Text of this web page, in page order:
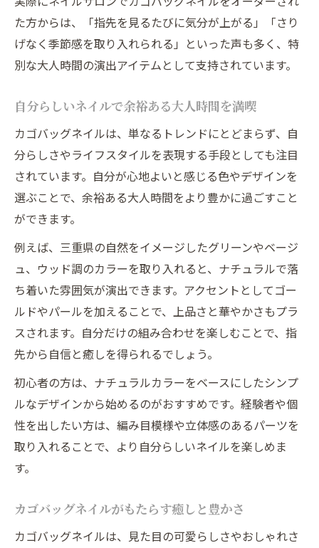
た方からは、「指先を見るたびに気分が上がる」「さり
げなく季節感を取り入れられる」といった声も多く、特
別な大人時間の演出アイテムとして支持されています。
自分らしいネイルで余裕ある大人時間を満喫
カゴバッグネイルは、単なるトレンドにとどまらず、自
分らしさやライフスタイルを表現する手段としても注目
されています。自分が心地よいと感じる色やデザインを
選ぶことで、余裕ある大人時間をより豊かに過ごすこと
ができます。
例えば、三重県の自然をイメージしたグリーンやベージ
ュ、ウッド調のカラーを取り入れると、ナチュラルで落
ち着いた雰囲気が演出できます。アクセントとしてゴー
ルドやパールを加えることで、上品さと華やかさもプラ
スされます。自分だけの組み合わせを楽しむことで、指
先から自信と癒しを得られるでしょう。
初心者の方は、ナチュラルカラーをベースにしたシンプ
ルなデザインから始めるのがおすすめです。経験者や個
性を出したい方は、編み目模様や立体感のあるパーツを
取り入れることで、より自分らしいネイルを楽しめま
す。
カゴバッグネイルがもたらす癒しと豊かさ
カゴバッグネイルは、見た目の可愛らしさやおしゃれさ